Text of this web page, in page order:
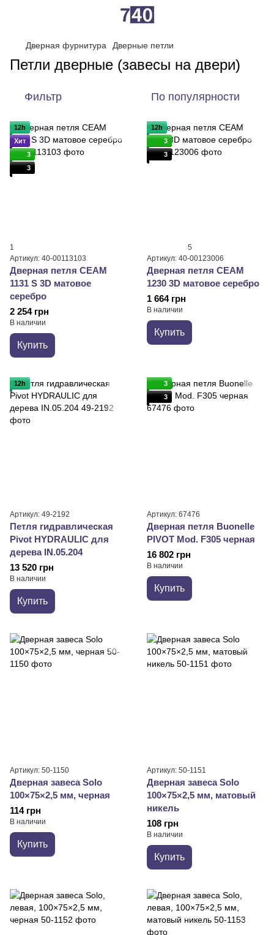
Дверная фурнитура Дверные петли
Петли дверные (завесы на двери)
Фильтр По популярности
12h
Хит
3
3
1
Артикул: 40-00113103
Дверная петля CEAM
1131 S 3D матовое
серебро
2 254 грн
В наличии
Купить
12h
3
3
5
Артикул: 40-00123006
Дверная петля CEAM
1230 3D матовое серебро
1 664 грн
В наличии
Купить
12h
Артикул: 49-2192
Петля гидравлическая
Pivot HYDRAULIC для
дерева IN.05.204
13 520 грн
В наличии
Купить
3
3
Артикул: 67476
Дверная петля Buonelle
PIVOT Mod. F305 черная
16 802 грн
В наличии
Купить
Артикул: 50-1150
Дверная завеса Solo
100×75×2,5 мм, черная
114 грн
В наличии
Купить
Артикул: 50-1151
Дверная завеса Solo
100×75×2,5 мм, матовый
никель
108 грн
В наличии
Купить